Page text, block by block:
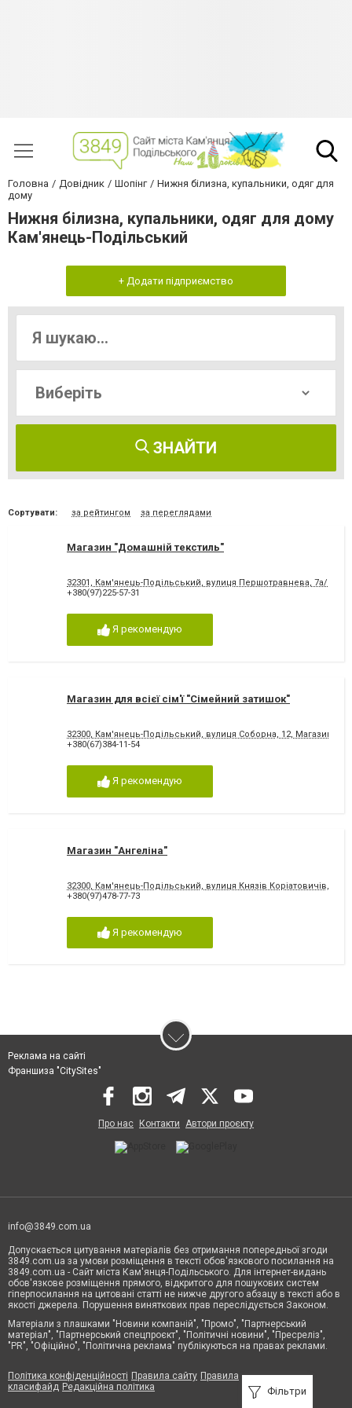
Головна Довідник Шопінг
Нижня білизна, купальники, одяг для
дому
Нижня білизна, купальники, одяг для дому
Кам'янець-Подільський
+ Додати підприємство
ЗНАЙТИ
Сортувати: за рейтингом за переглядами
Магазин "Домашній текстиль"
32301, Кам'янець-Подільський, вулиця Першотравнева, 7а/23
+380(97)225-57-31
Я рекомендую
Магазин для всієї сім'ї "Сімейний затишок"
32300, Кам'янець-Подільський, вулиця Соборна, 12, Магазин
+380(67)384-11-54
Я рекомендую
Магазин "Ангеліна"
32300, Кам'янець-Подільський, вулиця Князів Коріатовичів, 32
+380(97)478-77-73
Я рекомендую
Фільтри
Реклама на сайті
Франшиза "CitySites"
Про нас Контакти Автори проєкту
info@3849.com.ua
Допускається цитування матеріалів без отримання попередньої згоди
3849.com.ua за умови розміщення в тексті обов'язкового посилання на
3849.com.ua - Сайт міста Кам'янця-Подільського. Для інтернет-видань
обов'язкове розміщення прямого, відкритого для пошукових систем
гіперпосилання на цитовані статті не нижче другого абзацу в тексті або в
якості джерела. Порушення виняткових прав переслідується Законом.
Матеріали з плашками "Новини компаній", "Промо", "Партнерський
матеріал", "Партнерський спецпроєкт", "Політичні новини", "Пресреліз",
"PR", "Офіційно", "Політична реклама" публікуються на правах реклами.
Політика конфіденційності Правила сайту Правила
класифайд Редакційна політика